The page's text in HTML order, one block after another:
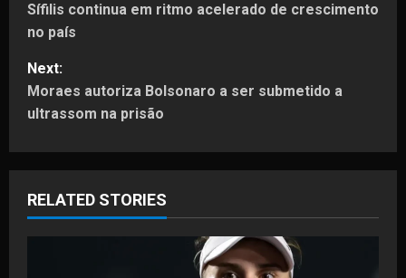
o
s
t
a
v
i
Sífilis continua em ritmo acelerado de crescimento
no país
Next:
Moraes autoriza Bolsonaro a ser submetido a
ultrassom na prisão
RELATED STORIES